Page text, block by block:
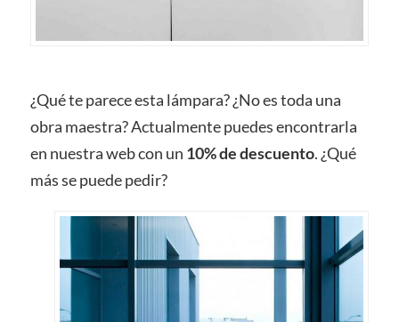
¿Qué te parece esta lámpara? ¿No es toda una
obra maestra? Actualmente puedes encontrarla
en nuestra web con un 10% de descuento. ¿Qué
más se puede pedir?